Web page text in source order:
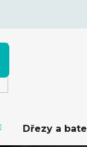
Dřezy a